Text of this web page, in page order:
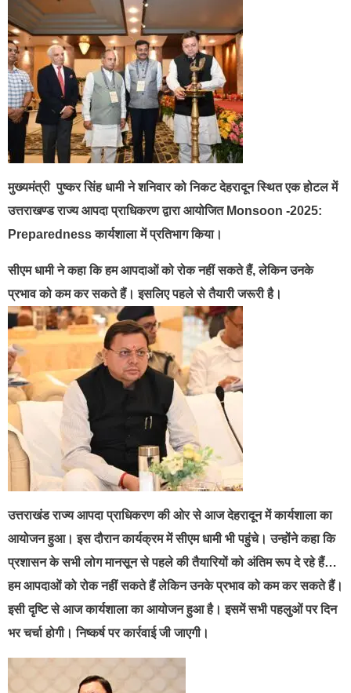
मुख्यमंत्री पुष्कर सिंह धामी ने शनिवार को निकट देहरादून स्थित एक होटल में
उत्तराखण्ड राज्य आपदा प्राधिकरण द्वारा आयोजित Monsoon -2025:
Preparedness कार्यशाला में प्रतिभाग किया।
सीएम धामी ने कहा कि हम आपदाओं को रोक नहीं सकते हैं, लेकिन उनके
प्रभाव को कम कर सकते हैं। इसलिए पहले से तैयारी जरूरी है।
उत्तराखंड राज्य आपदा प्राधिकरण की ओर से आज देहरादून में कार्यशाला का
आयोजन हुआ। इस दौरान कार्यक्रम में सीएम धामी भी पहुंचे। उन्होंने कहा कि
प्रशासन के सभी लोग मानसून से पहले की तैयारियों को अंतिम रूप दे रहे हैं…
हम आपदाओं को रोक नहीं सकते हैं लेकिन उनके प्रभाव को कम कर सकते हैं।
इसी दृष्टि से आज कार्यशाला का आयोजन हुआ है। इसमें सभी पहलुओं पर दिन
भर चर्चा होगी। निष्कर्ष पर कार्रवाई जी जाएगी।